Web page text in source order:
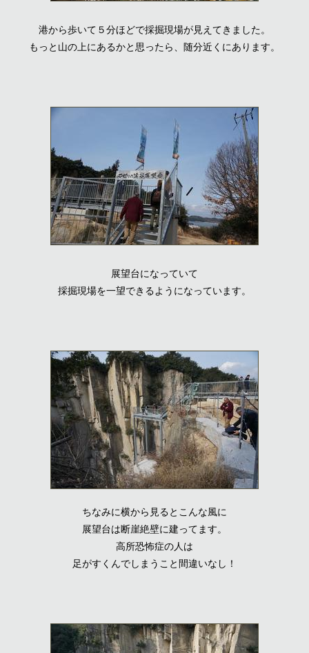
港から歩いて５分ほどで採掘現場が見えてきました。
もっと山の上にあるかと思ったら、随分近くにあります。
展望台になっていて
採掘現場を一望できるようになっています。
ちなみに横から見るとこんな風に
展望台は断崖絶壁に建ってます。
高所恐怖症の人は
足がすくんでしまうこと間違いなし！